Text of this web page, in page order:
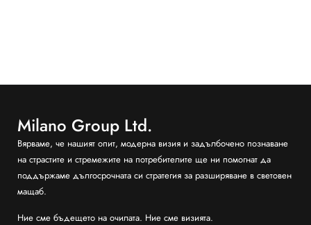
Milano Group Ltd.
Вярваме, че нашият опит, модерна визия и задълбочено познаване
на страстите и стремежите на потребителите ще ни помогнат да
поддържаме дългосрочната си стратегия за разширяване в световен
мащаб.
Ние сме бъдещето на очилата. Ние сме визията.